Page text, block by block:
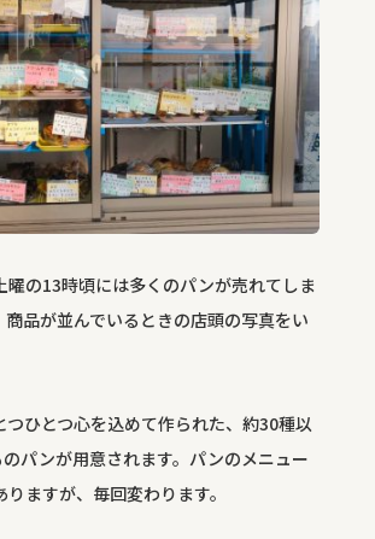
曜の13時頃には多くのパンが売れてしま
商品が並んでいるときの店頭の写真をい
つひとつ心を込めて作られた、約30種以
パンが用意されます。パンのメニュー
ますが、毎回変わります。